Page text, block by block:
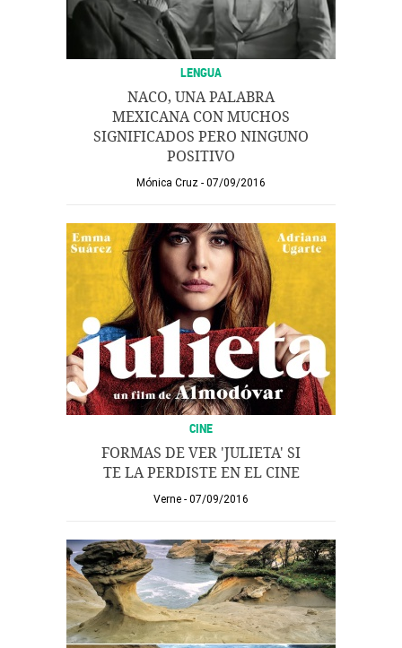
LENGUA
NACO, UNA PALABRA
MEXICANA CON MUCHOS
SIGNIFICADOS PERO NINGUNO
POSITIVO
Mónica Cruz 07/09/2016
CINE
FORMAS DE VER 'JULIETA' SI
TE LA PERDISTE EN EL CINE
Verne 07/09/2016